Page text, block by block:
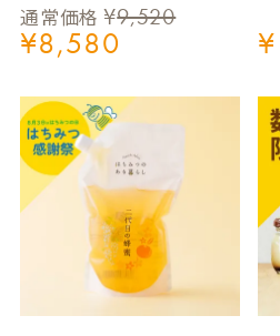
通常価格 ¥9,520
¥8,580 ¥